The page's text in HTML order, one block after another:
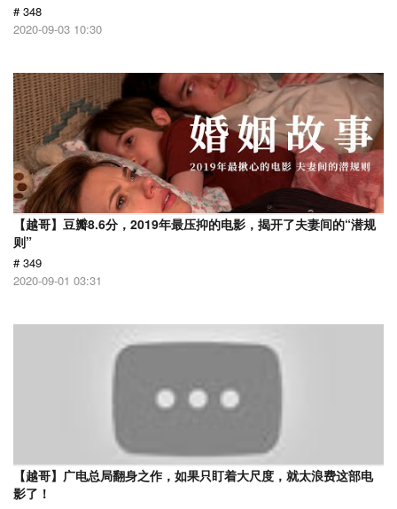
# 348
2020-09-03 10:30
【越哥】豆瓣8.6分，2019年最压抑的电影，揭开了夫妻间的“潜规
则”
# 349
2020-09-01 03:31
【越哥】广电总局翻身之作，如果只盯着大尺度，就太浪费这部电
影了！